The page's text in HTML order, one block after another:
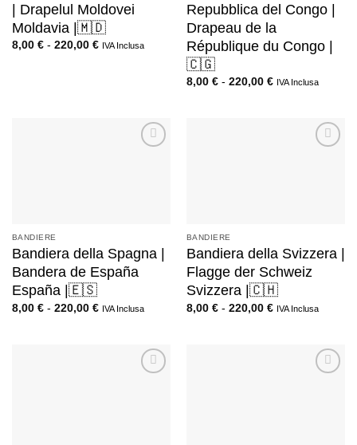
| Drapelul Moldovei
Moldavia |🇲🇩
8,00 € - 220,00 € IVA Inclusa
Repubblica del Congo |
Drapeau de la
République du Congo |
🇨🇬
8,00 € - 220,00 € IVA Inclusa
BANDIERE
Bandiera della Spagna |
Bandera de España
España |🇪🇸
8,00 € - 220,00 € IVA Inclusa
BANDIERE
Bandiera della Svizzera |
Flagge der Schweiz
Svizzera |🇨🇭
8,00 € - 220,00 € IVA Inclusa